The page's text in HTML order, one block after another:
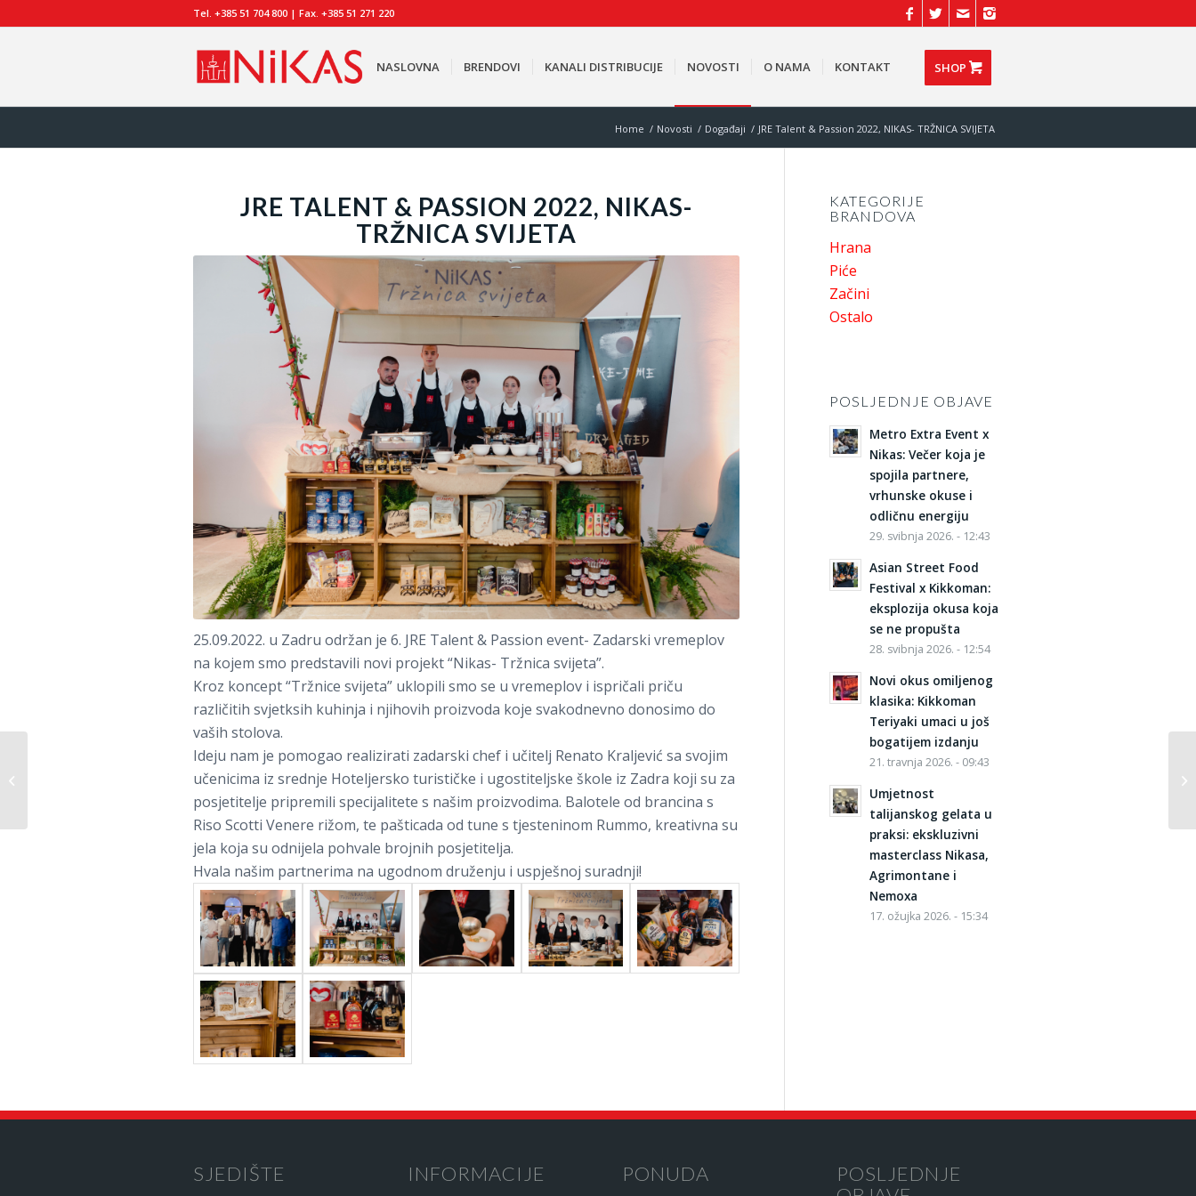
Tel. +385 51 704 800 | Fax. +385 51 271 220
NASLOVNA BRENDOVI KANALI DISTRIBUCIJE NOVOSTI O NAMA KONTAKT SHOP
Home / Novosti / Događaji / JRE Talent & Passion 2022, NIKAS- TRŽNICA SVIJETA
JRE TALENT & PASSION 2022, NIKAS-
TRŽNICA SVIJETA
25.09.2022. u Zadru održan je 6. JRE Talent & Passion event- Zadarski vremeplov
na kojem smo predstavili novi projekt “Nikas- Tržnica svijeta”.
Kroz koncept “Tržnice svijeta” uklopili smo se u vremeplov i ispričali priču
različitih svjetksih kuhinja i njihovih proizvoda koje svakodnevno donosimo do
vaših stolova.
Ideju nam je pomogao realizirati zadarski chef i učitelj Renato Kraljević sa svojim
učenicima iz srednje Hoteljersko turističke i ugostiteljske škole iz Zadra koji su za
posjetitelje pripremili specijalitete s našim proizvodima. Balotele od brancina s
Riso Scotti Venere rižom, te pašticada od tune s tjesteninom Rummo, kreativna su
jela koja su odnijela pohvale brojnih posjetitelja.
Hvala našim partnerima na ugodnom druženju i uspješnoj suradnji!
KATEGORIJE
BRANDOVA
Hrana
Piće
Začini
Ostalo
POSLJEDNJE OBJAVE
Metro Extra Event x
Nikas: Večer koja je
spojila partnere,
vrhunske okuse i
odličnu energiju
29. svibnja 2026. - 12:43
Asian Street Food
Festival x Kikkoman:
eksplozija okusa koja
se ne propušta
28. svibnja 2026. - 12:54
Novi okus omiljenog
klasika: Kikkoman
Teriyaki umaci u još
bogatijem izdanju
21. travnja 2026. - 09:43
Umjetnost
talijanskog gelata u
praksi: ekskluzivni
masterclass Nikasa,
Agrimontane i
Nemoxa
17. ožujka 2026. - 15:34
SJEDIŠTE INFORMACIJE PONUDA
POSLJEDNJE